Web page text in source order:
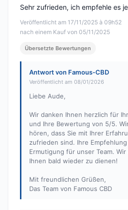
Veröffentlicht am 17/11/2025 à 09h52
nach einem Kauf von 05/11/2025
Sehr zufrieden, ich empfehle es
Übersetzte Bewertungen
Antwort von Famous-CBD
Veröffentlicht am 08/01/2026
Liebe Aude,
Wir danken Ihnen herzlich für
und Ihre Bewertung von 5/5.
hören, dass Sie mit Ihrer
zufrieden sind. Ihre
Ermutigung für unser Team.
Ihnen bald wieder zu dienen!
Mit freundlichen Grüßen,
Das Team von Famous CBD